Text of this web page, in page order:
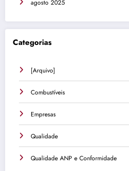
agosto 2025
Categorias
[Arquivo]
Combustíveis
Empresas
Qualidade
Qualidade ANP e Conformidade